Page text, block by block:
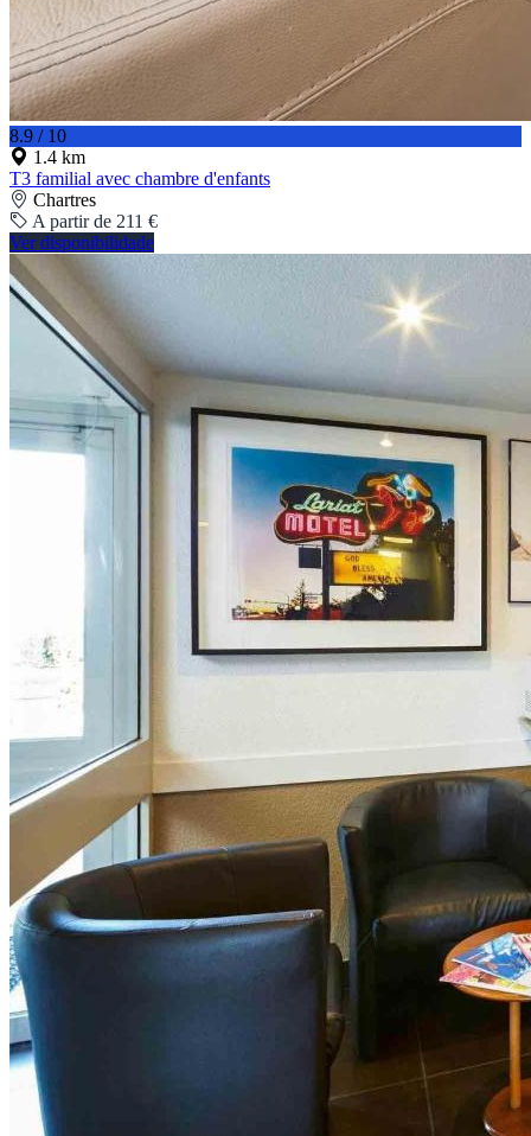
8.9 / 10
1.4 km
T3 familial avec chambre d'enfants
Chartres
A partir de 211 €
Ver disponibilidade